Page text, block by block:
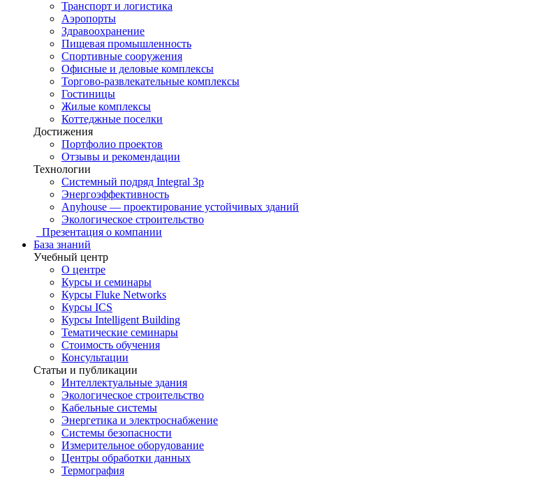
Транспорт и логистика
Аэропорты
Здравоохранение
Пищевая промышленность
Спортивные сооружения
Офисные и деловые комплексы
Торгово-развлекательные комплексы
Гостиницы
Жилые комплексы
Коттеджные поселки
Достижения
Портфолио проектов
Отзывы и рекомендации
Технологии
Системный подряд Integral 3p
Энергоэффективность
Anyhouse — проектирование устойчивых зданий
Экологическое строительство
Презентация о компании
База знаний
Учебный центр
О центре
Курсы и семинары
Курсы Fluke Networks
Курсы ICS
Курсы Intelligent Building
Тематические семинары
Стоимость обучения
Консультации
Статьи и публикации
Интеллектуальные здания
Экологическое строительство
Кабельные системы
Энергетика и электроснабжение
Системы безопасности
Измерительное оборудование
Центры обработки данных
Термография